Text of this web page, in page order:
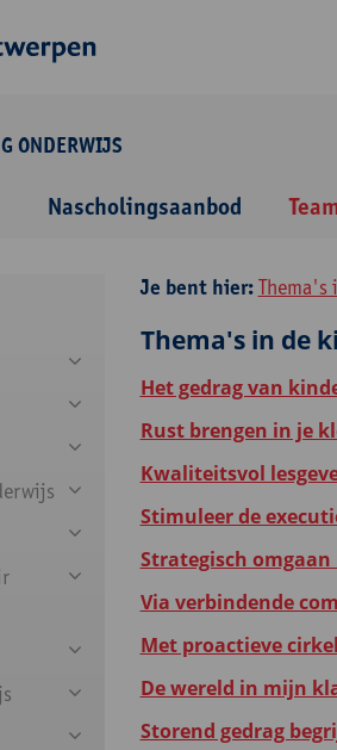
ONDERWIJS
Nascholingsaanbod
Je bent hier: Thema's
Thema's in de
Het gedrag van
Rust brengen in je
Kwaliteitsvol
Stimuleer de
Strategisch
Via verbindende
Met proactieve
De wereld in mijn
Storend gedrag